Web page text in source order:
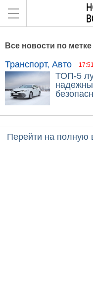
Все новости по
Транспорт, Авто 17:51
ТОП-5
Перейти на полную